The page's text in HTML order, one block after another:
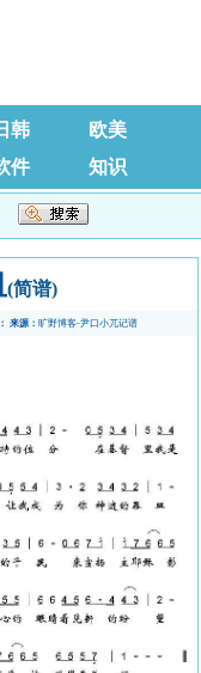
韩
欧美
件 知识
(简谱)
来源：旷野博客-尹口小兀记谱